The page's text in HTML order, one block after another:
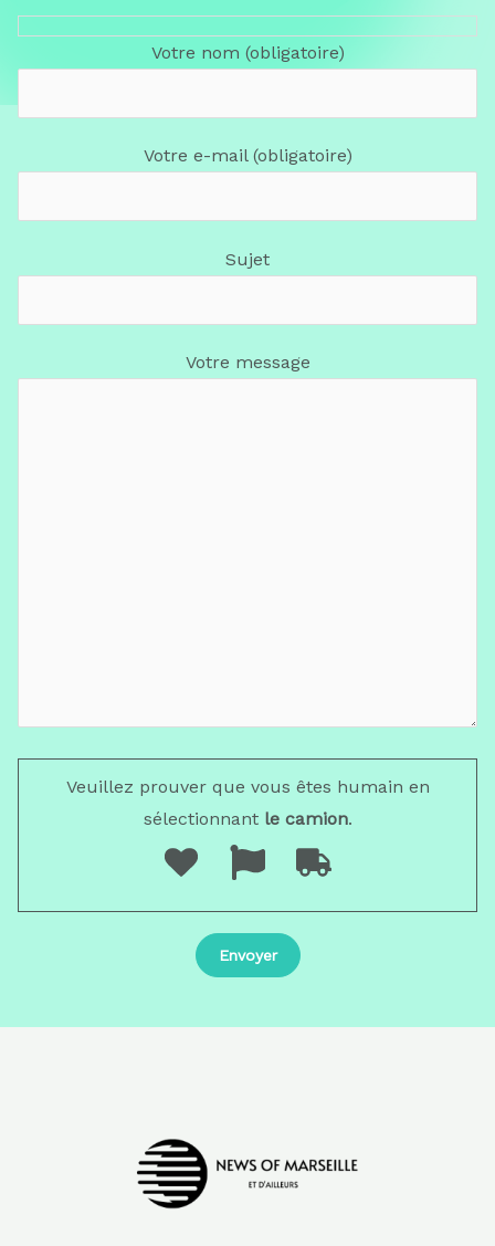
Votre nom (obligatoire)
Votre e-mail (obligatoire)
Sujet
Votre message
Veuillez prouver que vous êtes humain en
sélectionnantle camion.